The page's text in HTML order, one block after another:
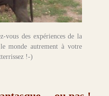
vous des expériences de la
monde autrement à votre
!-)